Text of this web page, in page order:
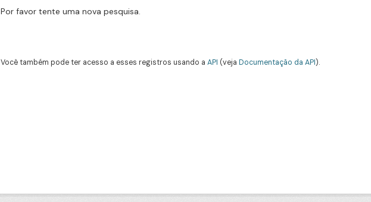
Por favor tente uma nova pesquisa.
Você também pode ter acesso a esses registros usando a API (veja Documentação da API).